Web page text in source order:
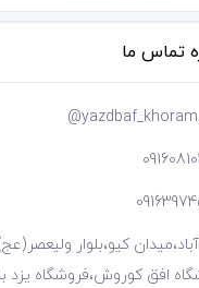
تماس ما
@yazdbaf_khoram
کیو،بلوار
افق کوروش،فروشگاه یزد